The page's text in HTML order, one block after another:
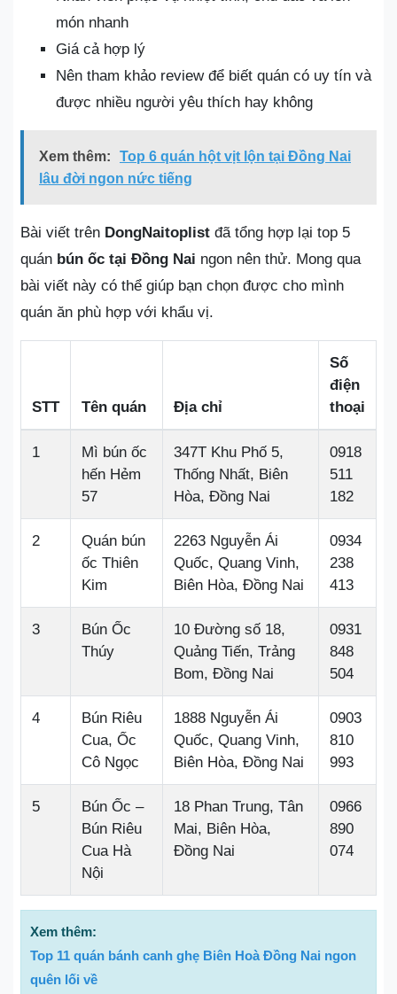
món nhanh
Giá cả hợp lý
Nên tham khảo review để biết quán có uy tín và
được nhiều người yêu thích hay không
Xem thêm:
Top 6 quán hột vịt lộn tại Đồng Nai
lâu đời ngon nức tiếng
Bài viết trên DongNaitoplist đã tổng hợp lại top 5
quán bún ốc tại Đồng Nai ngon nên thử. Mong qua
bài viết này có thể giúp bạn chọn được cho mình
quán ăn phù hợp với khẩu vị.
STT Tên quán Địa chỉ
Số
điện
thoại
1
Mì bún ốc
hến Hẻm
57
347T Khu Phố 5,
Thống Nhất, Biên
Hòa, Đồng Nai
0918
511
182
2
Quán bún
ốc Thiên
Kim
2263 Nguyễn Ái
Quốc, Quang Vinh,
Biên Hòa, Đồng Nai
0934
238
413
3
Bún Ốc
Thúy
10 Đường số 18,
Quảng Tiến, Trảng
Bom, Đồng Nai
0931
848
504
4
Bún Riêu
Cua, Ốc
Cô Ngọc
1888 Nguyễn Ái
Quốc, Quang Vinh,
Biên Hòa, Đồng Nai
0903
810
993
5
Bún Ốc –
Bún Riêu
Cua Hà
Nội
18 Phan Trung, Tân
Mai, Biên Hòa,
Đồng Nai
0966
890
074
Xem thêm:
Top 11 quán bánh canh ghẹ Biên Hoà Đồng Nai ngon
quên lối về